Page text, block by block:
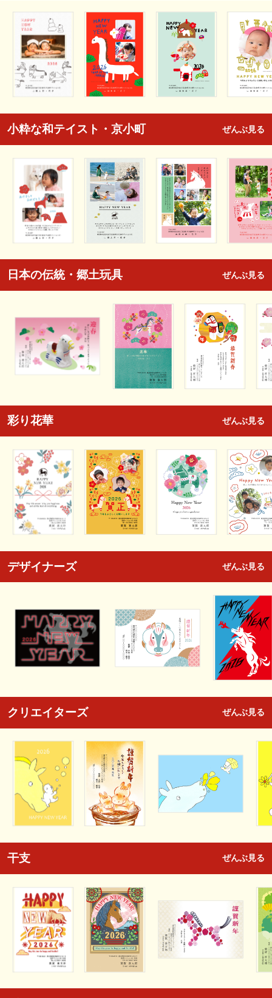
小粋な和テイスト・京小町 ぜんぶ見る
日本の伝統・郷土玩具 ぜんぶ見る
彩り花華 ぜんぶ見る
デザイナーズ ぜんぶ見る
クリエイターズ ぜんぶ見る
干支 ぜんぶ見る